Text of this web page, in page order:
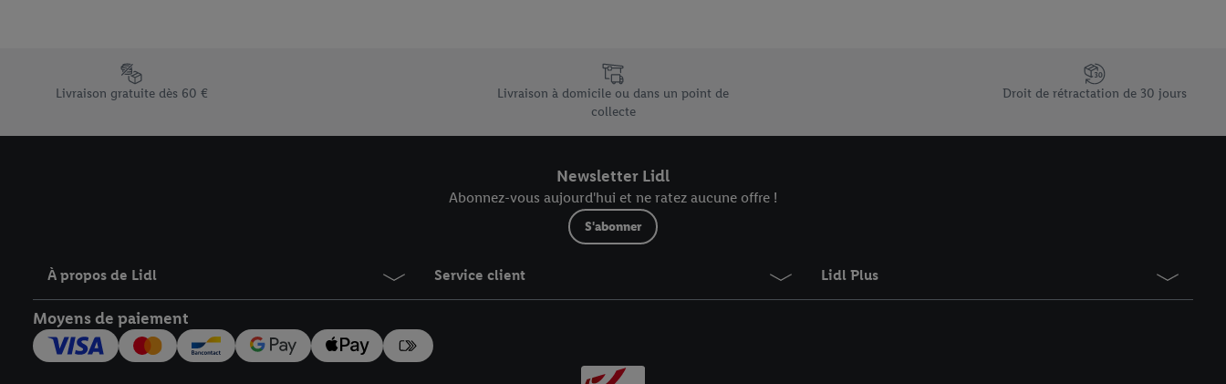
Élément du pied de page avec les différents arguments de vente uniques de Lidl.be
Livraison gratuite dès 60 €
Livraison à domicile ou dans un point de
collecte
Droit de rétractation de 30 jours
Newsletter Lidl
Abonnez-vous aujourd'hui et ne ratez aucune offre !
S'abonner
À propos de Lidl Service client Lidl Plus
Moyens de paiement
déclaration relative à la protection des données